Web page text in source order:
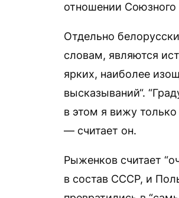
отношении Союзного
Отдельно
словам, являются
ярких, наиболее
высказываний“.
в этом я вижу только
— считает он.
Рыженков считает
в состав СССР, и